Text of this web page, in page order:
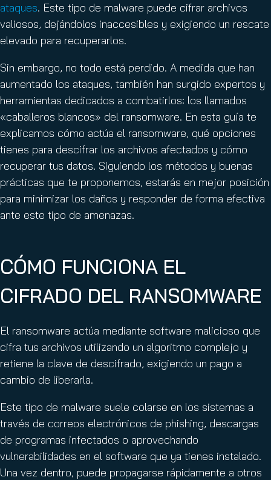
ataques. Este tipo de malware puede cifrar archivos
valiosos, dejándolos inaccesibles y exigiendo un rescate
elevado para recuperarlos.
Sin embargo, no todo está perdido. A medida que han
aumentado los ataques, también han surgido expertos y
herramientas dedicados a combatirlos: los llamados
«caballeros blancos» del ransomware. En esta guía te
explicamos cómo actúa el ransomware, qué opciones
tienes para descifrar los archivos afectados y cómo
recuperar tus datos. Siguiendo los métodos y buenas
prácticas que te proponemos, estarás en mejor posición
para minimizar los daños y responder de forma efectiva
ante este tipo de amenazas.
CÓMO FUNCIONA EL
CIFRADO DEL RANSOMWARE
El ransomware actúa mediante software malicioso que
cifra tus archivos utilizando un algoritmo complejo y
retiene la clave de descifrado, exigiendo un pago a
cambio de liberarla.
Este tipo de malware suele colarse en los sistemas a
través de correos electrónicos de phishing, descargas
de programas infectados o aprovechando
vulnerabilidades en el software que ya tienes instalado.
Una vez dentro, puede propagarse rápidamente a otros